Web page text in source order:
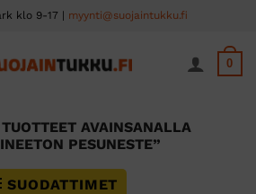
klo 9-17 | myynti@suojaintukku.fi
0
TUOTTEET AVAINSANALLA
PESUNESTE”
SUODATTIMET